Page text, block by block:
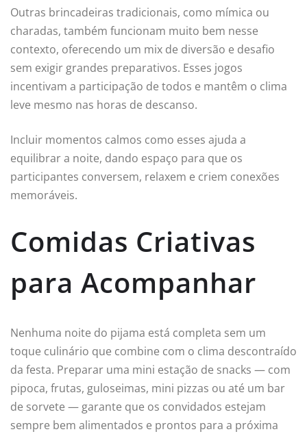
Outras brincadeiras tradicionais, como mímica ou
charadas, também funcionam muito bem nesse
contexto, oferecendo um mix de diversão e desafio
sem exigir grandes preparativos. Esses jogos
incentivam a participação de todos e mantêm o clima
leve mesmo nas horas de descanso.
Incluir momentos calmos como esses ajuda a
equilibrar a noite, dando espaço para que os
participantes conversem, relaxem e criem conexões
memoráveis.
Comidas Criativas
para Acompanhar
Nenhuma noite do pijama está completa sem um
toque culinário que combine com o clima descontraído
da festa. Preparar uma mini estação de snacks — com
pipoca, frutas, guloseimas, mini pizzas ou até um bar
de sorvete — garante que os convidados estejam
sempre bem alimentados e prontos para a próxima